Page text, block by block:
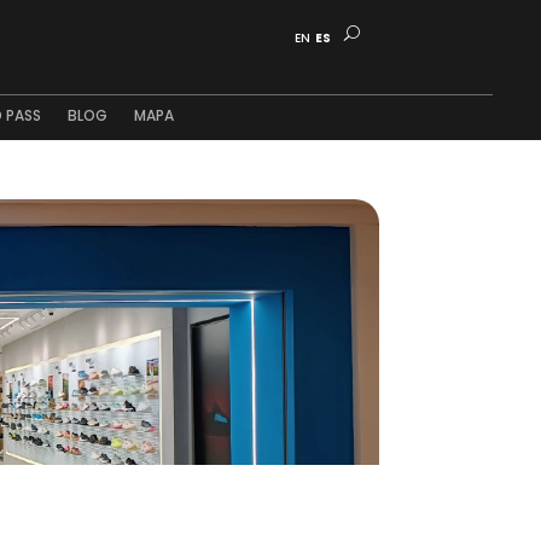
EN ES
BLOG MAPA